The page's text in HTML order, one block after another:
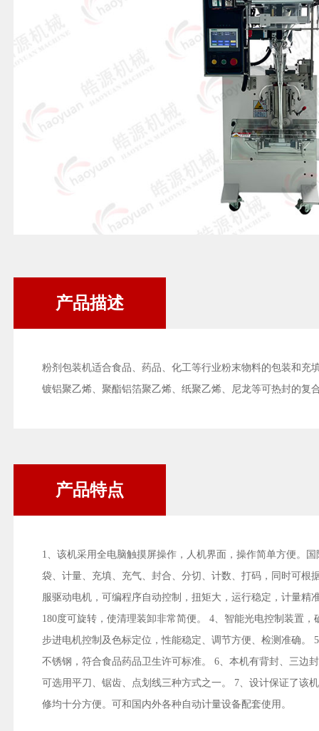
产品描述
粉剂包装机适合食品、药品、化工等行业粉末物料的包装和充
镀铝聚乙烯、聚酯铝箔聚乙烯、纸聚乙烯、尼龙等可热封的复
产品特点
1、该机采用全电脑触摸屏操作，人机界面，操作简单方便。
袋、计量、充填、充气、封合、分切、计数、打码，同时可根
服驱动电机，可编程序自动控制，扭矩大，运行稳定，计量精
180度可旋转，使清理装卸非常简便。 4、智能光电控制装置
步进电机控制及色标定位，性能稳定、调节方便、检测准确。
不锈钢，符合食品药品卫生许可标准。 6、本机有背封、三边
可选用平刀、锯齿、点划线三种方式之一。 7、设计保证了该
修均十分方便。可和国内外各种自动计量设备配套使用。